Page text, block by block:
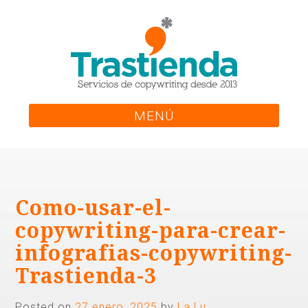
MENÚ
Como-usar-el-
copywriting-para-crear-
infografias-copywriting-
Trastienda-3